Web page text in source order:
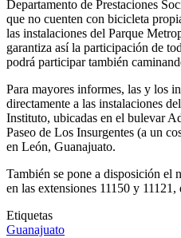
Departamento de Prestaciones
que no cuenten con bicicleta
las instalaciones del Parque
garantiza así la participación de
podrá participar también
Para mayores informes, las y los
directamente a las instalaciones
Instituto, ubicadas en el bulevar
Paseo de Los Insurgentes (a un
en León, Guanajuato.
También se pone a disposición el
en las extensiones 11150 y 11121,
Etiquetas
Guanajuato